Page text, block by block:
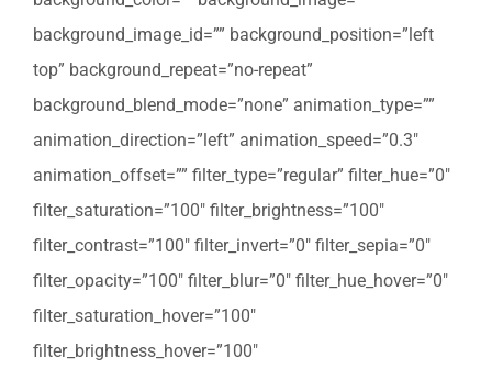
background_image_id=”” background_position=”left
top” background_repeat=”no-repeat”
background_blend_mode=”none” animation_type=””
animation_direction=”left” animation_speed=”0.3″
animation_offset=”” filter_type=”regular” filter_hue=”0″
filter_saturation=”100″ filter_brightness=”100″
filter_contrast=”100″ filter_invert=”0″ filter_sepia=”0″
filter_opacity=”100″ filter_blur=”0″ filter_hue_hover=”0″
filter_saturation_hover=”100″
filter_brightness_hover=”100″